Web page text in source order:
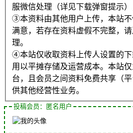
服微信处理（详见下载弹窗提示）
③本资料由其他用户上传，本站
满意，若存在资料虚假不完整，
理。
④本站仅收取资料上传人设置的下
用以平摊存储及运营成本。本站
台，且会员之间资料免费共享（
供其他经营性业务。
投稿会员：匿名用户